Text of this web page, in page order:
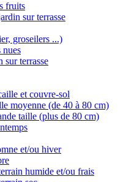
fruits
sur terrasse
groseilers ...)
nues
sur terrasse
et couvre-sol
moyenne (de 40 à 80 cm)
taille (plus de 80 cm)
et/ou hiver
humide et/ou frais